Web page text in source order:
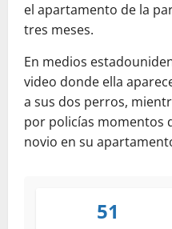
el apartamento de la
tres meses.
En medios
video donde ella
a sus dos perros,
por policías momentos
novio en su
51